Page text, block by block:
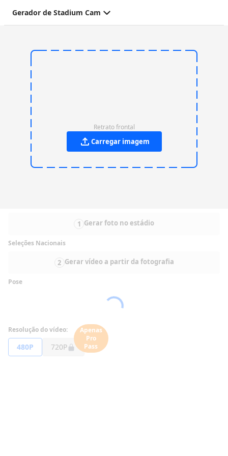
Gerador de Stadium Cam
1 Gerar foto no estádio
Seleções Nacionais
2 Gerar vídeo a partir da fotografia
Pose
Resolução do vídeo:
480P 720P
Apenas
Pro
Pass
Retrato frontal
Carregar imagem